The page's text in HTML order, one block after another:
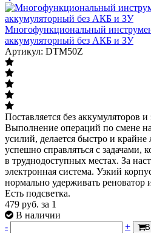
Многофункциональный
аккумуляторный без АКБ и ЗУ
Артикул: DTM50Z
Поставляется без аккумуляторов и
Выполнение операций по смене
усилий, делается быстро и
успешно справляться с задачами,
в труднодоступных местах. За
электронная система. Узкий
нормально удерживать реноватор
Есть подсветка.
479 руб. за 1
В наличии
-
+ В